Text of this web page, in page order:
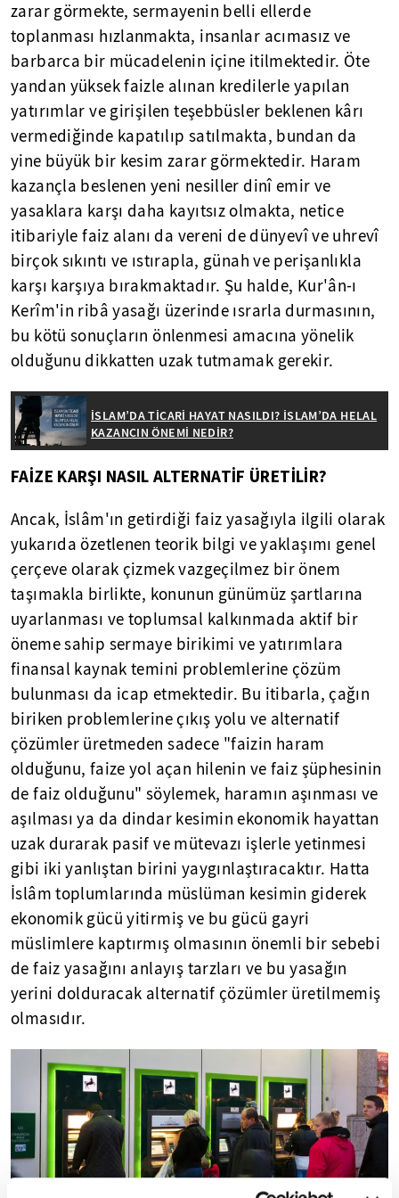
zarar görmekte, sermayenin belli ellerde
toplanması hızlanmakta, insanlar acımasız ve
barbarca bir mücadelenin içine itilmektedir. Öte
yandan yüksek faizle alınan kredilerle yapılan
yatırımlar ve girişilen teşebbüsler beklenen kârı
vermediğinde kapatılıp satılmakta, bundan da
yine büyük bir kesim zarar görmektedir. Haram
kazançla beslenen yeni nesiller dinî emir ve
yasaklara karşı daha kayıtsız olmakta, netice
itibariyle faiz alanı da vereni de dünyevî ve uhrevî
birçok sıkıntı ve ıstırapla, günah ve perişanlıkla
karşı karşıya bırakmaktadır. Şu halde, Kur'ân-ı
Kerîm'in ribâ yasağı üzerinde ısrarla durmasının,
bu kötü sonuçların önlenmesi amacına yönelik
olduğunu dikkatten uzak tutmamak gerekir.
İSLAM’DA TİCARİ HAYAT NASILDI? İSLAM’DA HELAL
KAZANCIN ÖNEMİ NEDİR?
FAİZE KARŞI NASIL ALTERNATİF ÜRETİLİR?
Ancak, İslâm'ın getirdiği faiz yasağıyla ilgili olarak
yukarıda özetlenen teorik bilgi ve yaklaşımı genel
çerçeve olarak çizmek vazgeçilmez bir önem
taşımakla birlikte, konunun günümüz şartlarına
uyarlanması ve toplumsal kalkınmada aktif bir
öneme sahip sermaye birikimi ve yatırımlara
finansal kaynak temini problemlerine çözüm
bulunması da icap etmektedir. Bu itibarla, çağın
biriken problemlerine çıkış yolu ve alternatif
çözümler üretmeden sadece "faizin haram
olduğunu, faize yol açan hilenin ve faiz şüphesinin
de faiz olduğunu" söylemek, haramın aşınması ve
aşılması ya da dindar kesimin ekonomik hayattan
uzak durarak pasif ve mütevazı işlerle yetinmesi
gibi iki yanlıştan birini yaygınlaştıracaktır. Hatta
İslâm toplumlarında müslüman kesimin giderek
ekonomik gücü yitirmiş ve bu gücü gayri
müslimlere kaptırmış olmasının önemli bir sebebi
de faiz yasağını anlayış tarzları ve bu yasağın
yerini dolduracak alternatif çözümler üretilmemiş
olmasıdır.